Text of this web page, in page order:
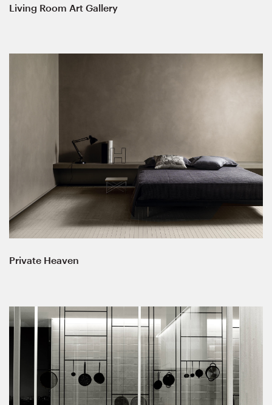
Living Room Art Gallery
Private Heaven